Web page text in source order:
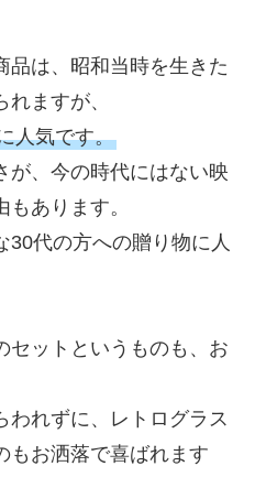
品は、昭和当時を生きた
ますが、
人気です。
が、今の時代にはない映
あります。
30代の方への贈り物に人
セットというものも、お
われずに、レトログラス
もお洒落で喜ばれます